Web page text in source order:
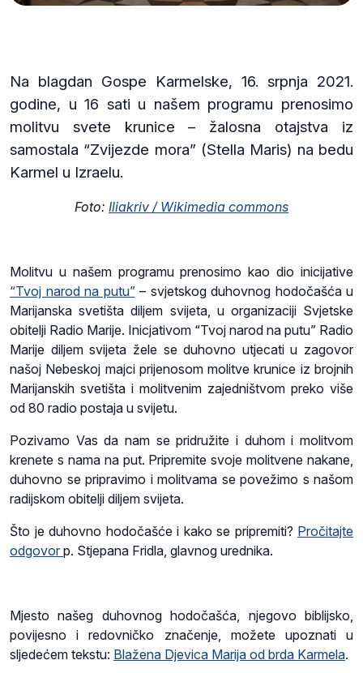
Na blagdan Gospe Karmelske, 16. srpnja 2021.
godine, u 16 sati u našem programu prenosimo
molitvu svete krunice – žalosna otajstva iz
samostala “Zvijezde mora” (Stella Maris) na bedu
Karmel u Izraelu.
Foto: Iliakriv / Wikimedia commons
Molitvu u našem programu prenosimo kao dio inicijative
“Tvoj narod na putu”– svjetskog duhovnog hodočašća u
Marijanska svetišta diljem svijeta, u organizaciji Svjetske
obitelji Radio Marije. Inicjativom “Tvoj narod na putu” Radio
Marije diljem svijeta žele se duhovno utjecati u zagovor
našoj Nebeskoj majci prijenosom molitve krunice iz brojnih
Marijanskih svetišta i molitvenim zajedništvom preko više
od 80 radio postaja u svijetu.
Pozivamo Vas da nam se pridružite i duhom i molitvom
krenete s nama na put. Pripremite svoje molitvene nakane,
duhovno se pripravimo i molitvama se povežimo s našom
radijskom obitelji diljem svijeta.
Što je duhovno hodočašće i kako se pripremiti? Pročitajte
odgovor p. Stjepana Fridla, glavnog urednika.
Mjesto našeg duhovnog hodočašća, njegovo biblijsko,
povijesno i redovničko značenje, možete upoznati u
sljedećem tekstu: Blažena Djevica Marija od brda Karmela.